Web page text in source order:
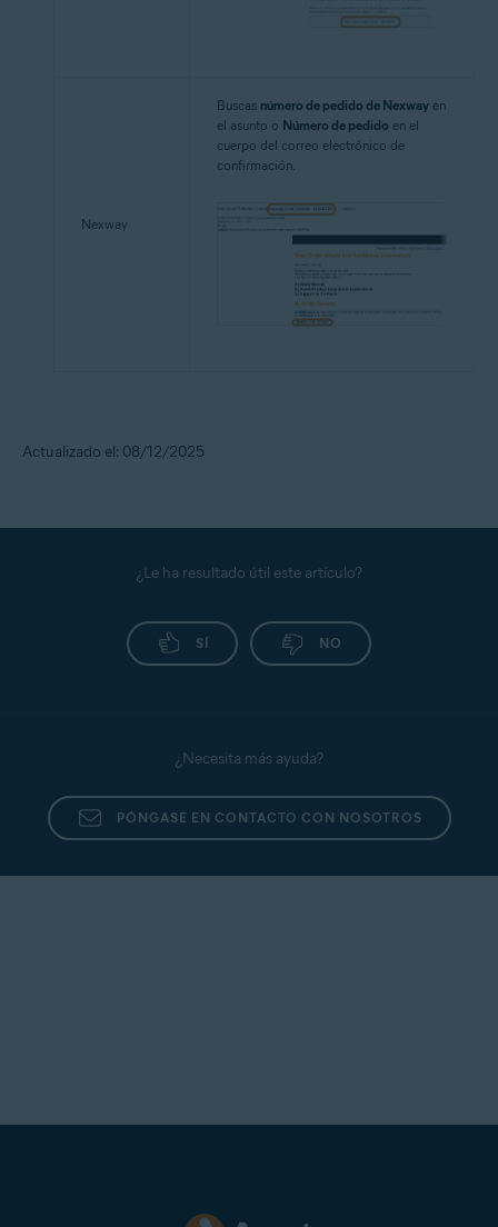
Nexway
Buscas número de pedido de Nexway en
el asunto o Número de pedido en el
cuerpo del correo electrónico de
confirmación.
Actualizado el: 08/12/2025
¿Le ha resultado útil este artículo?
SÍ NO
¿Necesita más ayuda?
PÓNGASE EN CONTACTO CON NOSOTROS